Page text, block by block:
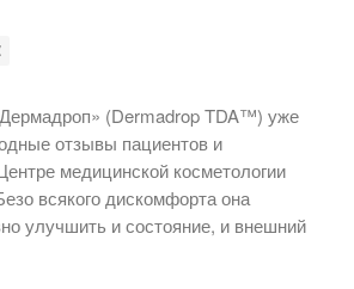
(Dermadrop TDA™) уже
отзывы пациентов и
медицинской косметологии
всякого дискомфорта она
улучшить и состояние, и внешний